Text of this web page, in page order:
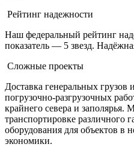
Рейтинг надежности
Наш федеральный рейтинг
показатель — 5 звезд.
Сложные проекты
Доставка генеральных
погрузочно-разгрузочных
крайнего севера и
транспортировке различного
оборудования для объектов в
экономики.